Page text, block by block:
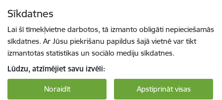
Sīkdatnes
Lai šī tīmekļvietne darbotos, tā izmanto obligāti nepieciešamās
sīkdatnes. Ar Jūsu piekrišanu papildus šajā vietnē var tikt
izmantotas statistikas un sociālo mediju sīkdatnes.
Lūdzu, atzīmējiet savu izvēli:
Noraidīt Apstiprināt visas